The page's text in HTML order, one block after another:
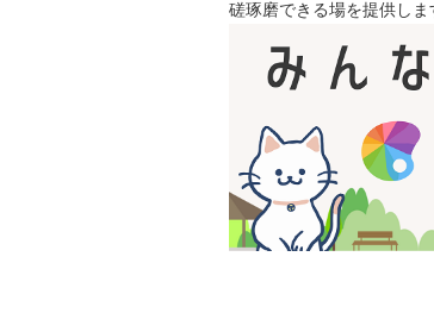
磋琢磨できる場を提供しま